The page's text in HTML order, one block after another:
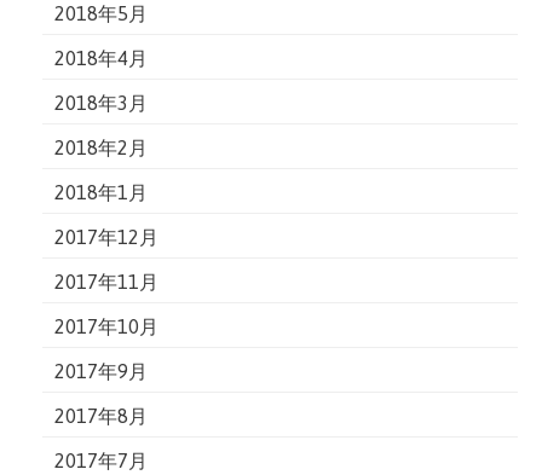
2018年5月
2018年4月
2018年3月
2018年2月
2018年1月
2017年12月
2017年11月
2017年10月
2017年9月
2017年8月
2017年7月